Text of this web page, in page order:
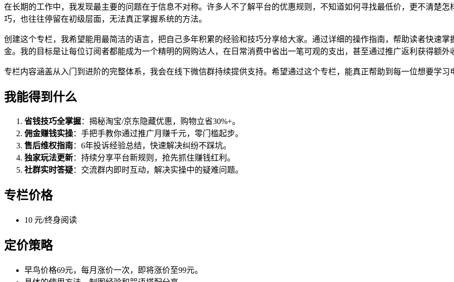
在长期的工作中，我发现最主要的问题在于信息不对称。许多人不了解平台的优惠规则，不知道如何寻找最低价，更不清楚
巧，也往往停留在初级层面，无法真正掌握系统的方法。
创建这个专栏，我希望能用最简洁的语言，把自己多年积累的经验和技巧分享给大家。通过详细的操作指南，帮助读者快速
金。我的目标是让每位订阅者都能成为一个精明的网购达人，在日常消费中省出一笔可观的支出，甚至通过推广返利获得额外
专栏内容涵盖从入门到进阶的完整体系，我会在线下微信群持续提供支持。希望通过这个专栏，能真正帮助到每一位想要学习
我能得到什么
省钱技巧全掌握：揭秘淘宝/京东隐藏优惠，购物立省30%+。
佣金赚钱实操：手把手教你通过推广月赚千元，零门槛起步。
售后维权指南：6年投诉经验总结，快速解决纠纷不踩坑。
独家玩法更新：持续分享平台新规则，抢先抓住赚钱红利。
社群实时答疑：交流群内即时互动，解决实操中的疑难问题。
专栏价格
10 元/终身阅读
定价策略
早鸟价格69元，每月涨价一次，即将涨价至99元。